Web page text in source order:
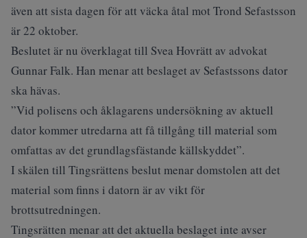
även att sista dagen för att väcka åtal mot Trond Sefastsson
är 22 oktober.
Beslutet är nu överklagat till Svea Hovrätt av advokat
Gunnar Falk. Han menar att beslaget av Sefastssons dator
ska hävas.
”Vid polisens och åklagarens undersökning av aktuell
dator kommer utredarna att få tillgång till material som
omfattas av det grundlagsfästande källskyddet”.
I skälen till Tingsrättens beslut menar domstolen att det
material som finns i datorn är av vikt för
brottsutredningen.
Tingsrätten menar att det aktuella beslaget inte avser